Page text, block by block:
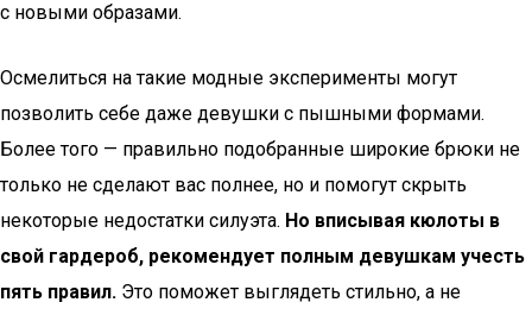
с новыми образами.
Осмелиться на такие модные эксперименты могут
позволить себе даже девушки с пышными формами.
Более того — правильно подобранные широкие брюки не
только не сделают вас полнее, но и помогут скрыть
некоторые недостатки силуэта. Но вписывая кюлоты в
свой гардероб, рекомендует полным девушкам учесть
пять правил. Это поможет выглядеть стильно, а не